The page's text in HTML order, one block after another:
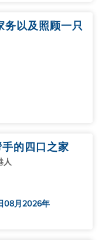
务以及照顾一只
的四口之家
人
08月2026年